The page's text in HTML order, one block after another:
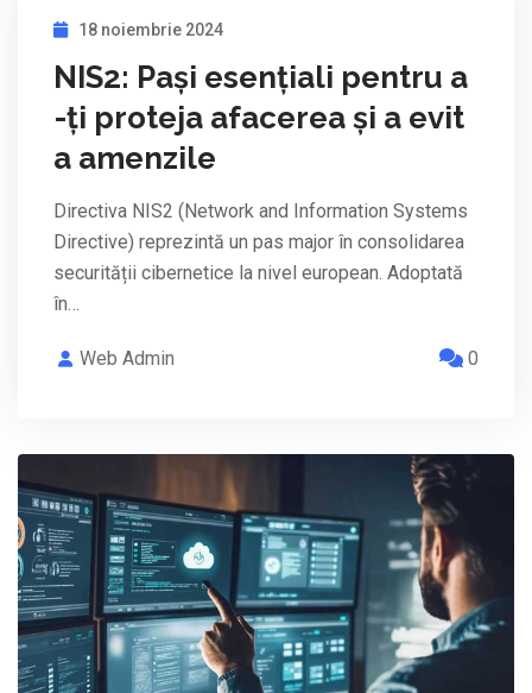
18 noiembrie 2024
NIS2: Pași esențiali pentru a
-ți proteja afacerea și a evit
a amenzile
Directiva NIS2 (Network and Information Systems
Directive) reprezintă un pas major în consolidarea
securității cibernetice la nivel european. Adoptată
în…
Web Admin 0